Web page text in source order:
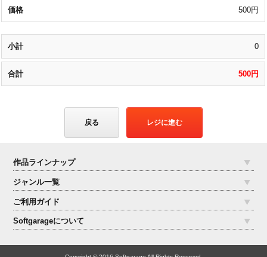
500円
0
500円
戻る レジに進む
作品ラインナップ
ジャンル一覧
ご利用ガイド
Softgarageについて